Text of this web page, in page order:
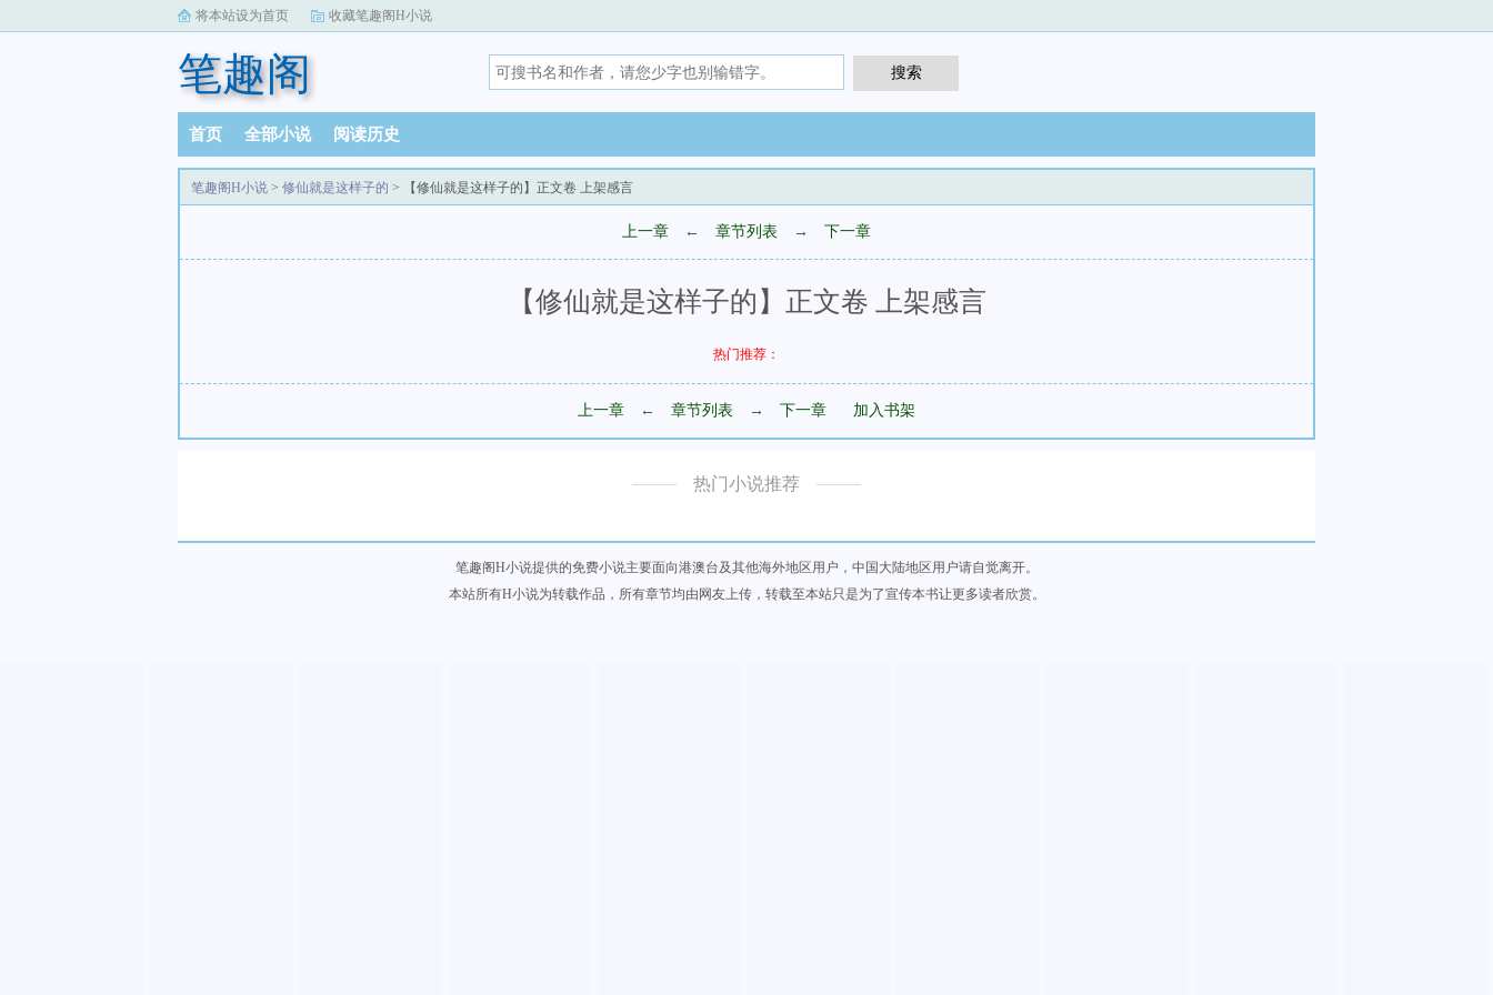
将本站设为首页 收藏笔趣阁H小说
笔趣阁
首页 全部小说 阅读历史
笔趣阁H小说 > 修仙就是这样子的 > 【修仙就是这样子的】正文卷 上架感言
上一章 ← 章节列表 → 下一章
【修仙就是这样子的】正文卷 上架感言
热门推荐：
上一章 ← 章节列表 → 下一章 加入书架
热门小说推荐
笔趣阁H小说提供的免费小说主要面向港澳台及其他海外地区用户，中国大陆地区用户请自觉离开。
本站所有H小说为转载作品，所有章节均由网友上传，转载至本站只是为了宣传本书让更多读者欣赏。